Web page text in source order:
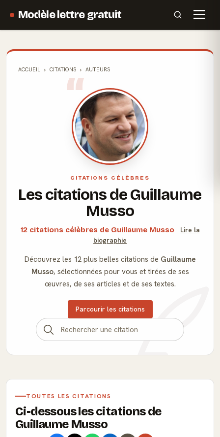
Modèle lettre gratuit
ACCUEIL CITATIONS AUTEURS
CITATIONS CÉLÈBRES
Les citations de Guillaume
Musso
12 citations célèbres de Guillaume Musso
Lire la
biographie
Découvrez les 12 plus belles citations de Guillaume
Musso, sélectionnées pour vous et tirées de ses
œuvres, de ses articles et de ses textes.
Parcourir les citations
TOUTES LES CITATIONS
Ci-dessous les citations de
Guillaume Musso